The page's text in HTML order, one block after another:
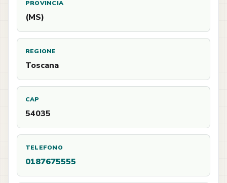
PROVINCIA
(MS)
REGIONE
Toscana
CAP
54035
TELEFONO
0187675555